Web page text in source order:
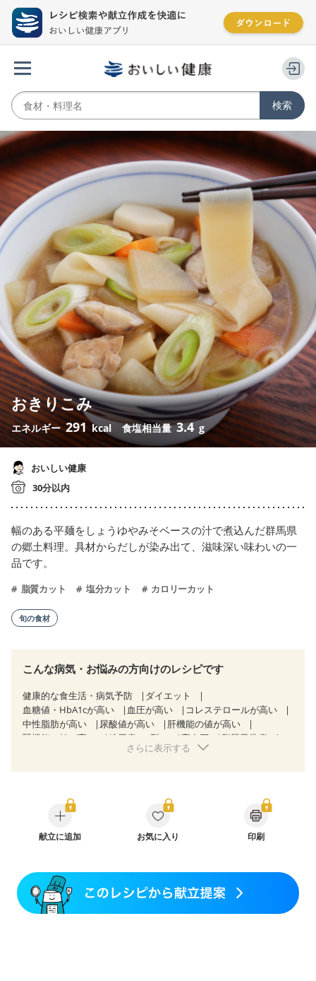
おきりこみ
エネルギー291 kcal 食塩相当量3.4 g
おいしい健康
30分以内
幅のある平麺をしょうゆやみそベースの汁で煮込んだ群馬県
の郷土料理。具材からだしが染み出て、滋味深い味わいの一
品です。
脂質カット 塩分カット カロリーカット
旬の食材
こんな病気・お悩みの方向けのレシピです
健康的な食生活・病気予防
ダイエット
血糖値・HbA1cが高い
血圧が高い
コレステロールが高い
中性脂肪が高い
尿酸値が高い
肝機能の値が高い
腎機能の値が高い
糖尿病（2型） 高血圧
脂質異常症
胃ポリープ
胆石症
乳がん（抗がん剤治療中）
乳がん（ホルモン療法中）
乳がん（放射線治療中）
乳がん治療を終えた方・経過観察中の方など
食欲がない
妊婦健診・血糖値が気になる（初期）
妊娠糖尿病(初期)
産後（母乳）
産後（混合栄養）
産後（ミルク）
さらに表示する
献立に追加 お気に入り 印刷